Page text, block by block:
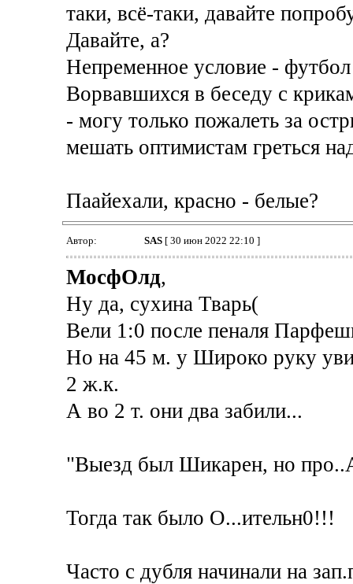
таки, всё-таки, давайте
Давайте, а?
Непременное условие - футбол
Ворвавшихся в беседу с
- могу только пожалеть за
мешать оптимистам греться
Паайехали, красно - белые?
Автор: SAS[ 30 июн 2022 22:10 ]
МосфОлд,
Ну да, сухина Тварь(
Вели 1:0 после пеналя
Но на 45 м. у Широко руку
2 ж.к.
А во 2 т. они два забили...
"Выезд был Шикарен, но
Тогда так было О...ительн0!!!
Часто с дубля начинали на